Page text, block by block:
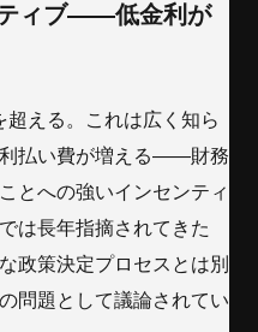
ィブ——低金利が
超える。これは広く知ら
払い費が増える——財務
とへの強いインセンティ
は長年指摘されてきた
政策決定プロセスとは別
問題として議論されてい